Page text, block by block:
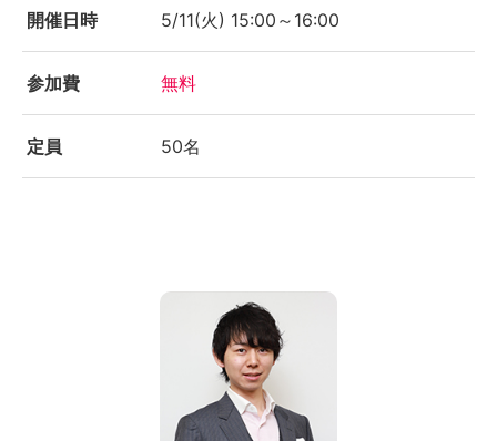
開催日時 5/11(火) 15:00～16:00
参加費 無料
定員 50名